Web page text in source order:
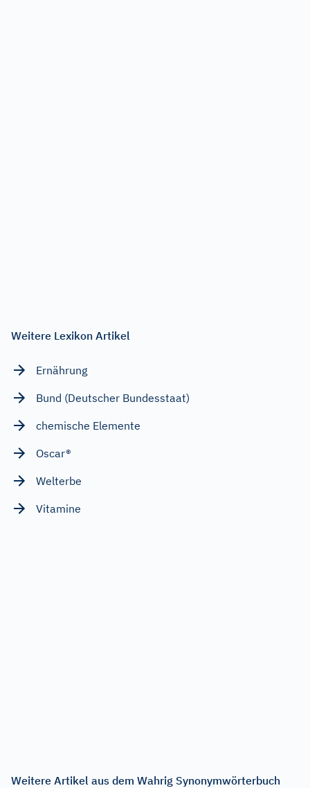
Weitere Lexikon Artikel
Ernährung
Bund (Deutscher Bundesstaat)
chemische Elemente
Oscar®
Welterbe
Vitamine
Weitere Artikel aus dem Wahrig Synonymwörterbuch